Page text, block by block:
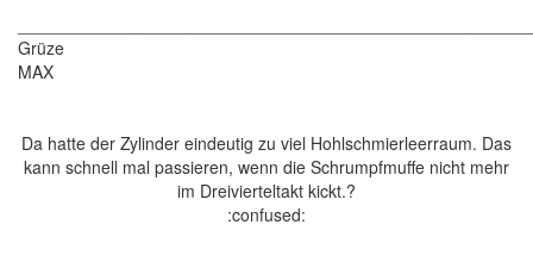
Grüze
MAX
Da hatte der Zylinder eindeutig zu viel Hohlschmierleerraum. Das
kann schnell mal passieren, wenn die Schrumpfmuffe nicht mehr
im Dreivierteltakt kickt.?
:confused: